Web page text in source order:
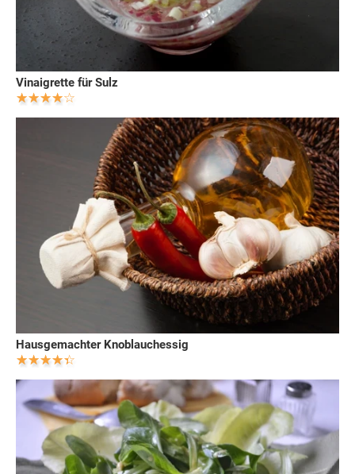
Vinaigrette für Sulz
Hausgemachter Knoblauchessig